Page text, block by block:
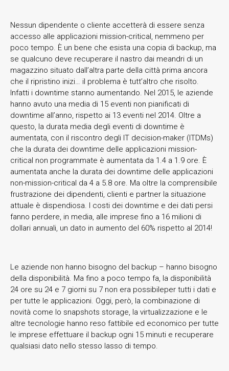
Nessun dipendente o cliente accetterà di essere senza
accesso alle applicazioni mission-critical, nemmeno per
poco tempo. È un bene che esista una copia di backup, ma
se qualcuno deve recuperare il nastro dai meandri di un
magazzino situato dall’altra parte della città prima ancora
che il ripristino inizi… il problema è tutt’altro che risolto.
Infatti i downtime stanno aumentando. Nel 2015, le aziende
hanno avuto una media di 15 eventi non pianificati di
downtime all’anno, rispetto ai 13 eventi nel 2014. Oltre a
questo, la durata media degli eventi di downtime è
aumentata, con il riscontro degli IT decision-maker (ITDMs)
che la durata dei downtime delle applicazioni mission-
critical non programmate è aumentata da 1.4 a 1.9 ore. È
aumentata anche la durata dei downtime delle applicazioni
non-mission-critical da 4 a 5.8 ore. Ma oltre la comprensibile
frustrazione dei dipendenti, clienti e partner la situazione
attuale è dispendiosa. I costi dei downtime e dei dati persi
fanno perdere, in media, alle imprese fino a 16 milioni di
dollari annuali, un dato in aumento del 60% rispetto al 2014!
Le aziende non hanno bisogno del backup – hanno bisogno
della disponibilità. Ma fino a poco tempo fa, la disponibilità
24 ore su 24 e 7 giorni su 7 non era possibileper tutti i dati e
per tutte le applicazioni. Oggi, però, la combinazione di
novità come lo snapshots storage, la virtualizzazione e le
altre tecnologie hanno reso fattibile ed economico per tutte
le imprese effettuare il backup ogni 15 minuti e recuperare
qualsiasi dato nello stesso lasso di tempo.